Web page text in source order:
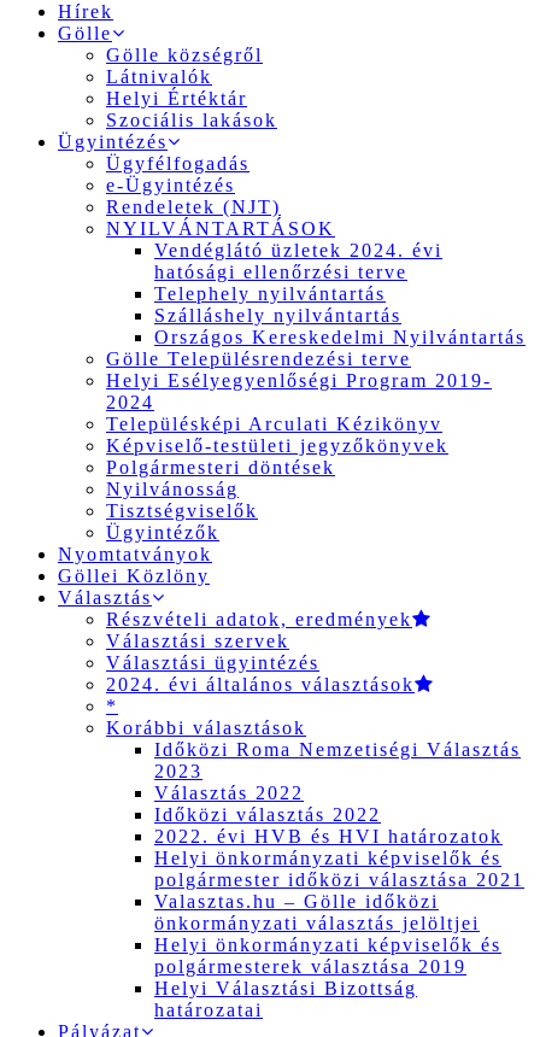
Hírek
Gölle
Gölle községről
Látnivalók
Helyi Értéktár
Szociális lakások
Ügyintézés
Ügyfélfogadás
e-Ügyintézés
Rendeletek (NJT)
NYILVÁNTARTÁSOK
Vendéglátó üzletek 2024. évi
hatósági ellenőrzési terve
Telephely nyilvántartás
Szálláshely nyilvántartás
Országos Kereskedelmi Nyilvántartás
Gölle Településrendezési terve
Helyi Esélyegyenlőségi Program 2019-
2024
Településképi Arculati Kézikönyv
Képviselő-testületi jegyzőkönyvek
Polgármesteri döntések
Nyilvánosság
Tisztségviselők
Ügyintézők
Nyomtatványok
Göllei Közlöny
Választás
Részvételi adatok, eredmények
Választási szervek
Választási ügyintézés
2024. évi általános választások
*
Korábbi választások
Időközi Roma Nemzetiségi Választás
2023
Választás 2022
Időközi választás 2022
2022. évi HVB és HVI határozatok
Helyi önkormányzati képviselők és
polgármester időközi választása 2021
Valasztas.hu – Gölle időközi
önkormányzati választás jelöltjei
Helyi önkormányzati képviselők és
polgármesterek választása 2019
Helyi Választási Bizottság
határozatai
Pályázat